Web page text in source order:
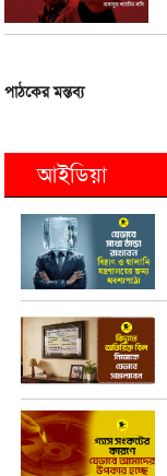
পাঠকের মন্তব্য
আইডিয়া